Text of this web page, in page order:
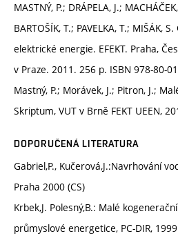
MASTNÝ, P.; DRÁPELA, J.;
BARTOŠÍK, T.; PAVELKA, T.; MIŠÁK,
elektrické energie. EFEKT. Praha,
v Praze. 2011. 256 p. ISBN 978-80-
Mastný, P.; Morávek, J.; Pitron, J.;
Skriptum, VUT v Brně FEKT UEEN,
DOPORUČENÁ LITERATURA
Gabriel,P., Kučerová,J.:Navrhování
Praha 2000 (CS)
Krbek,J. Polesný,B.: Malé
průmyslové energetice, PC-DIR, 1999